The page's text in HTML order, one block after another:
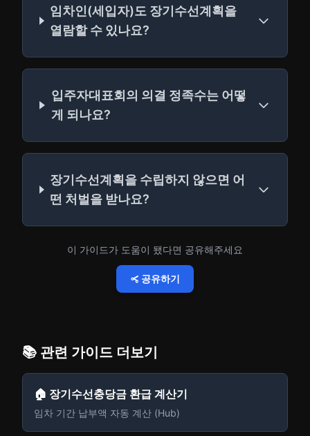
임차인(세입자)도 장기수선계획을
열람할 수 있나요?
입주자대표회의 의결 정족수는 어떻
게 되나요?
장기수선계획을 수립하지 않으면 어
떤 처벌을 받나요?
이 가이드가 도움이 됐다면 공유해주세요
공유하기
📚 관련 가이드 더보기
🏠 장기수선충당금 환급 계산기
임차 기간 납부액 자동 계산 (Hub)